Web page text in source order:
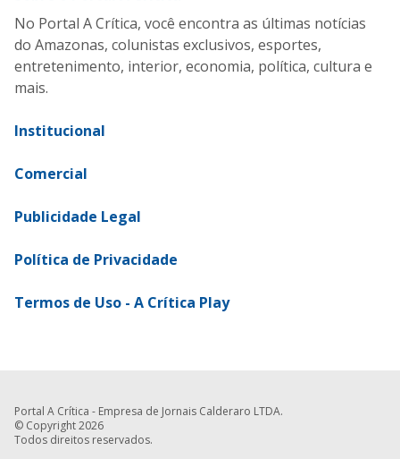
No Portal A Crítica, você encontra as últimas notícias
do Amazonas, colunistas exclusivos, esportes,
entretenimento, interior, economia, política, cultura e
mais.
Institucional
Comercial
Publicidade Legal
Política de Privacidade
Termos de Uso - A Crítica Play
Portal A Crítica - Empresa de Jornais Calderaro LTDA.
© Copyright 2026
Todos direitos reservados.